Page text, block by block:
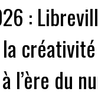
:
l’ère du